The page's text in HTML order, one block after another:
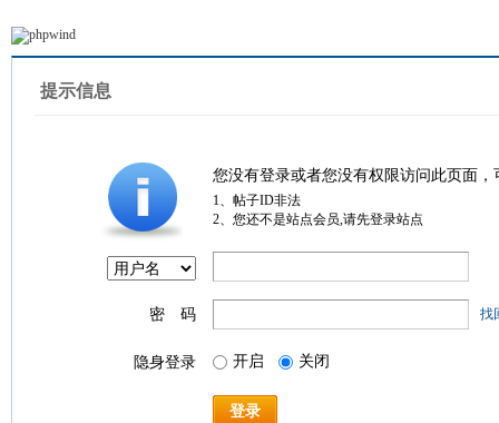
提示信息
您没有登录或者您没有权限访问此页面
1、帖子ID非法
2、您还不是站点会员,请先登录站点
密 码 找
隐身登录 开启 关闭
登录